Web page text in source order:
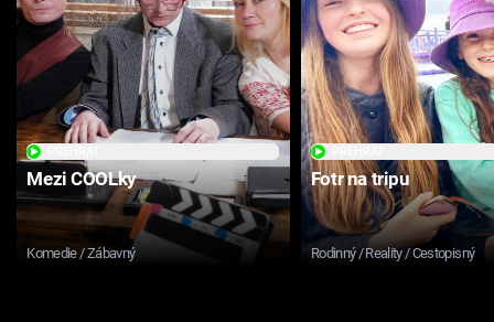
Mezi COOLky
Komedie / Zábavný
Fotr na tripu
Rodinný / Reality / Cestopisný